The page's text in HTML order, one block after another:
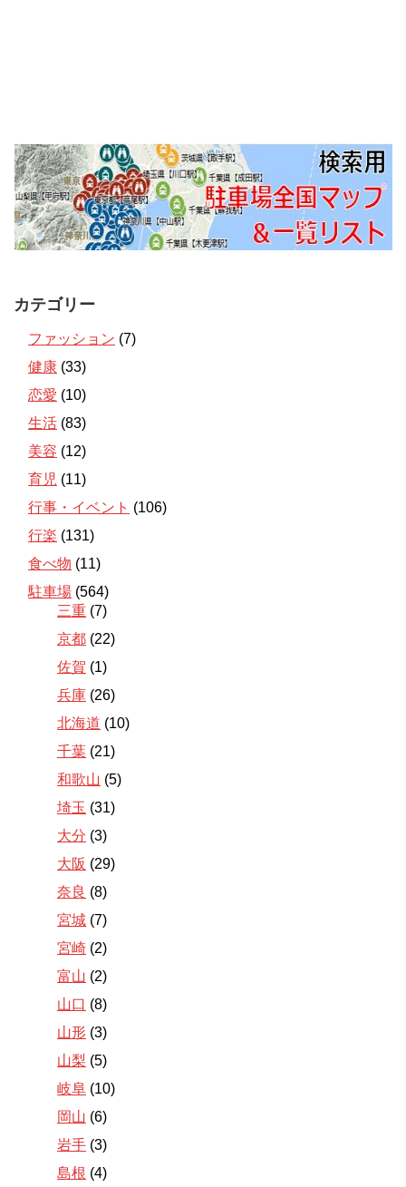
カテゴリー
ファッション (7)
健康 (33)
恋愛 (10)
生活 (83)
美容 (12)
育児 (11)
行事・イベント (106)
行楽 (131)
食べ物 (11)
駐車場 (564)
三重 (7)
京都 (22)
佐賀 (1)
兵庫 (26)
北海道 (10)
千葉 (21)
和歌山 (5)
埼玉 (31)
大分 (3)
大阪 (29)
奈良 (8)
宮城 (7)
宮崎 (2)
富山 (2)
山口 (8)
山形 (3)
山梨 (5)
岐阜 (10)
岡山 (6)
岩手 (3)
島根 (4)